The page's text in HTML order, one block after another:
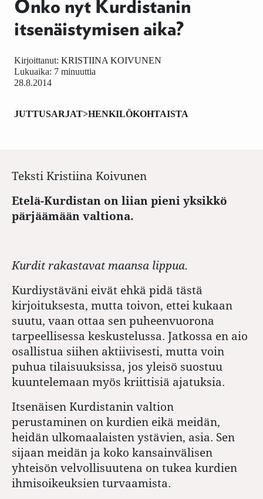
Onko nyt Kurdistanin
itsenäistymisen aika?
28.8.2014
Kirjoittanut: KRISTIINA KOIVUNEN
Lukuaika: 7 minuuttia
JUTTUSARJAT>HENKILÖKOHTAISTA
Teksti Kristiina Koivunen
Etelä-Kurdistan on liian pieni yksikkö
pärjäämään valtiona.
Kurdit rakastavat maansa lippua.
Kurdiystäväni eivät ehkä pidä tästä
kirjoituksesta, mutta toivon, ettei kukaan
suutu, vaan ottaa sen puheenvuorona
tarpeellisessa keskustelussa. Jatkossa en aio
osallistua siihen aktiivisesti, mutta voin
puhua tilaisuuksissa, jos yleisö suostuu
kuuntelemaan myös kriittisiä ajatuksia.
Itsenäisen Kurdistanin valtion
perustaminen on kurdien eikä meidän,
heidän ulkomaalaisten ystävien, asia. Sen
sijaan meidän ja koko kansainvälisen
yhteisön velvollisuutena on tukea kurdien
ihmisoikeuksien turvaamista.